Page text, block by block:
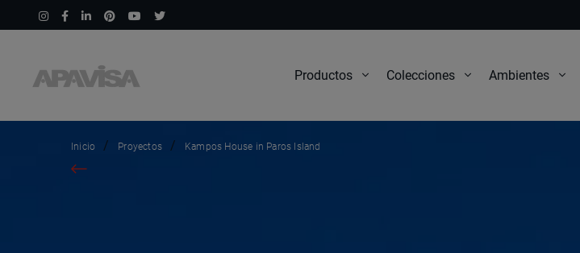
Productos Colecciones Ambientes
Inicio Proyectos Kampos House in Paros Island